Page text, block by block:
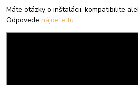
Máte otázky o inštalácii, kompatibilite
Odpovedenájdete tu.